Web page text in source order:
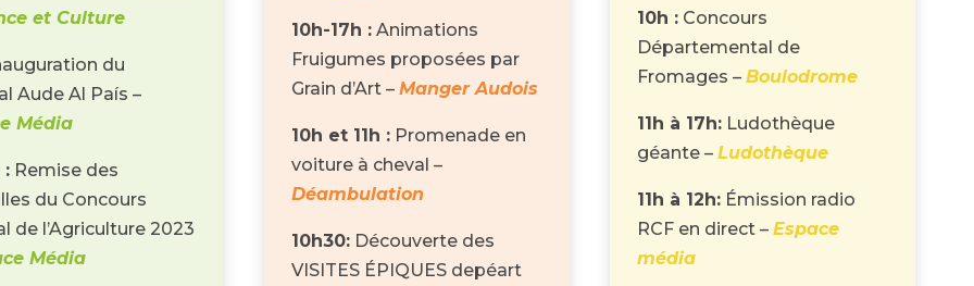
et Culture
du
Aude Al País –
Média
: Remise des
du Concours
de l’Agriculture 2023
Média
10h-17h :Animations
Fruigumes proposées par
Grain d’Art – Manger Audois
10h et 11h :Promenade en
voiture à cheval –
Déambulation
10h30:Découverte des
VISITES ÉPIQUES depéart
10h :Concours
Départemental de
Fromages – Boulodrome
11h à 17h:Ludothèque
géante – Ludothèque
11h à 12h:Émission radio
RCF en direct – Espace
média